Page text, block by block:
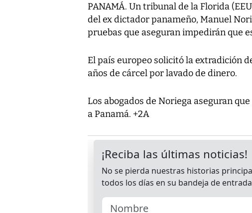
PANAMÁ. Un tribunal de la Florida
del ex dictador panameño, Manuel
pruebas que aseguran impedirán que
El país europeo solicitó la extradición
años de cárcel por lavado de dinero.
Los abogados de Noriega aseguran
a Panamá. +2A